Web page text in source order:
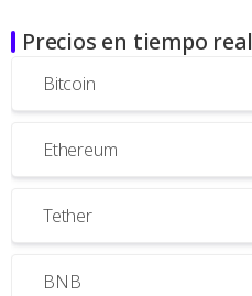
Precios en tiempo real
Bitcoin
Ethereum
Tether
BNB